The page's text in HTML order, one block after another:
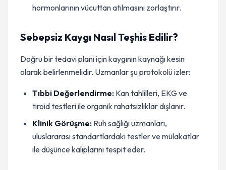
hormonlarının vücuttan atılmasını zorlaştırır.
Sebepsiz Kaygı Nasıl Teşhis Edilir?
Doğru bir tedavi planı için kaygının kaynağı kesin
olarak belirlenmelidir. Uzmanlar şu protokolü izler:
Tıbbi Değerlendirme: Kan tahlilleri, EKG ve
tiroid testleri ile organik rahatsızlıklar dışlanır.
Klinik Görüşme: Ruh sağlığı uzmanları,
uluslararası standartlardaki testler ve mülakatlar
ile düşünce kalıplarını tespit eder.